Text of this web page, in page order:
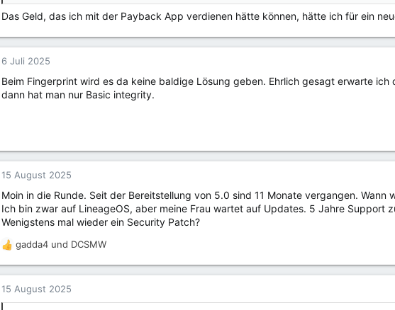
Das Geld, das ich mit der Payback App verdienen hätte können, hätte ich für ein
6 Juli 2025
Beim Fingerprint wird es da keine baldige Lösung geben. Ehrlich gesagt erwarte
dann hat man nur Basic integrity.
15 August 2025
Moin in die Runde. Seit der Bereitstellung von 5.0 sind 11 Monate vergangen.
Ich bin zwar auf LineageOS, aber meine Frau wartet auf Updates. 5 Jahre Support
Wenigstens mal wieder ein Security Patch?
R
e
a
k
t
gadda4 und DCSMW
15 August 2025